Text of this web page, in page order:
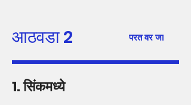
आठवडा 2 परत वर जा
1. सिंकमध्ये